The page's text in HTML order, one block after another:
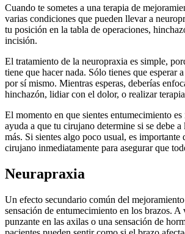
Cuando te sometes a una terapia de
varias condiciones que pueden llevar a
tu posición en la tabla de operaciones,
incisión.
El tratamiento de la neuropraxia es simple,
tiene que hacer nada. Sólo tienes que esperar
por sí mismo. Mientras esperas, deberías
hinchazón, lidiar con el dolor, o realizar
El momento en que sientes entumecimiento
ayuda a que tu cirujano determine si se debe
más. Si sientes algo poco usual, es importante
cirujano inmediatamente para asegurar que
Neurapraxia
Un efecto secundario común del mejoramiento
sensación de entumecimiento en los brazos.
punzante en las axilas o una sensación de